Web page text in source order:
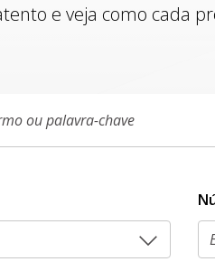
e veja como cada